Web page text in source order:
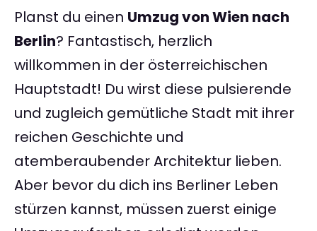
Planst du einen Umzug von Wien nach
Berlin? Fantastisch, herzlich
willkommen in der österreichischen
Hauptstadt! Du wirst diese pulsierende
und zugleich gemütliche Stadt mit ihrer
reichen Geschichte und
atemberaubender Architektur lieben.
Aber bevor du dich ins Berliner Leben
stürzen kannst, müssen zuerst einige